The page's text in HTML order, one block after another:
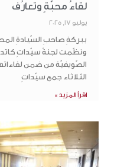
لقاءُ محبّةٍ وتعارُف
يوليو 17, 2025
ببركةِ صاحبِ السّيادةِ
ونظّمت لجنةُ سيّداتِ
الصّويفيّة من ضمن
الثلاثاء جمع سيّداتِ
اقرأ المزيد »